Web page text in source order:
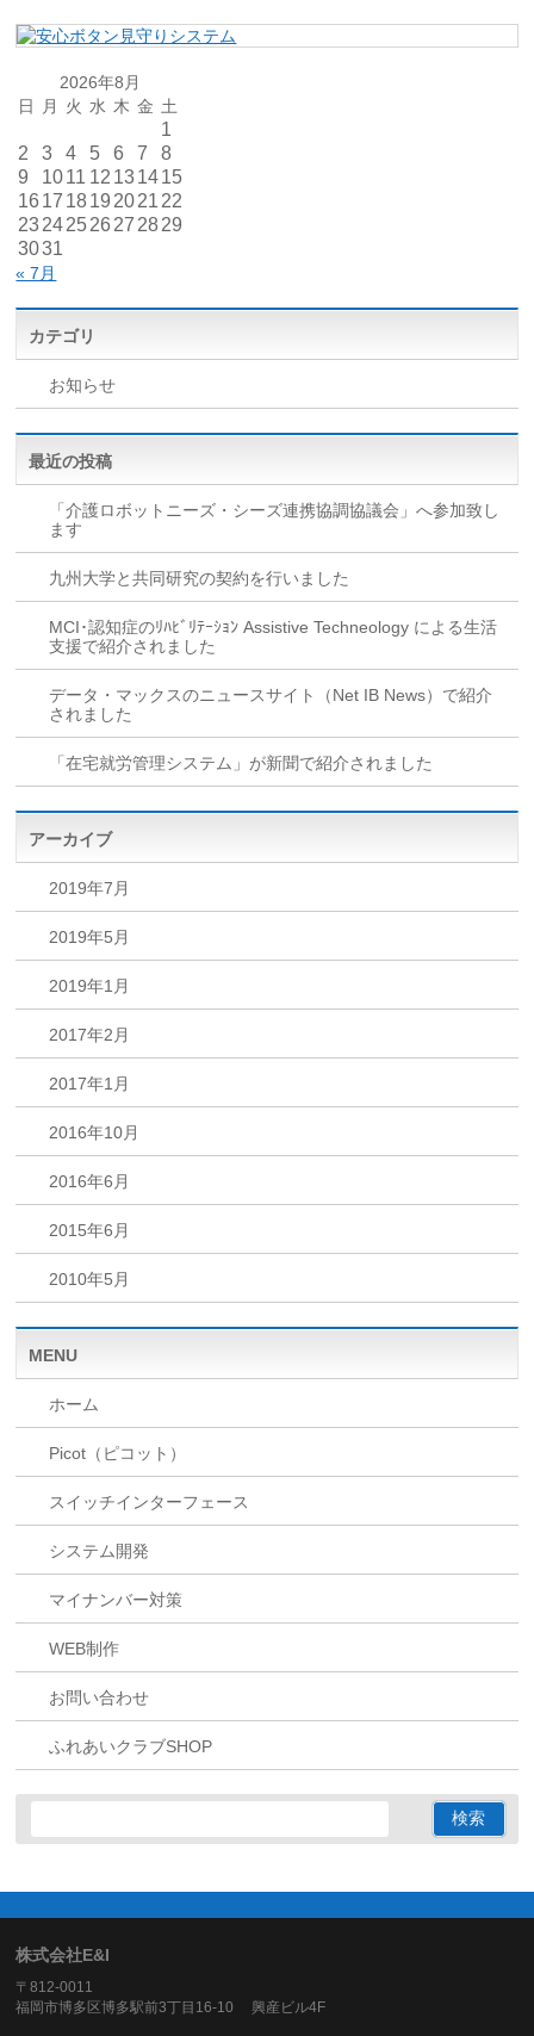
2026年8月
日
月 火 水 木 金 土
1
2
3 4 5 6 7
8
9
1011 12 131415
16 17 1819 2021 22
23242526 27 2829
3031
« 7月
カテゴリ
お知らせ
最近の投稿
「介護ロボットニーズ・シーズ連携協調協議会」へ参加致し
ます
九州大学と共同研究の契約を行いました
MCI･認知症のﾘﾊﾋﾞﾘﾃｰｼｮﾝ Assistive Techneology による生活
支援で紹介されました
データ・マックスのニュースサイト（Net IB News）で紹介
されました
「在宅就労管理システム」が新聞で紹介されました
アーカイブ
2019年7月
2019年5月
2019年1月
2017年2月
2017年1月
2016年10月
2016年6月
2015年6月
2010年5月
MENU
ホーム
Picot（ピコット）
スイッチインターフェース
システム開発
マイナンバー対策
WEB制作
お問い合わせ
ふれあいクラブSHOP
株式会社E&I
〒812-0011
福岡市博多区博多駅前3丁目16-10 興産ビル4F